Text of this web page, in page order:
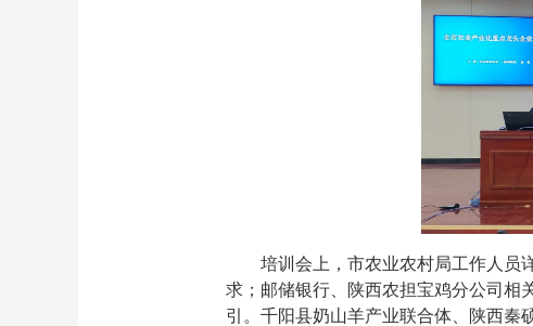
培训会上，市农业农村局工作人员
求；邮储银行、陕西农担宝鸡分公司相
引。千阳县奶山羊产业联合体、陕西秦